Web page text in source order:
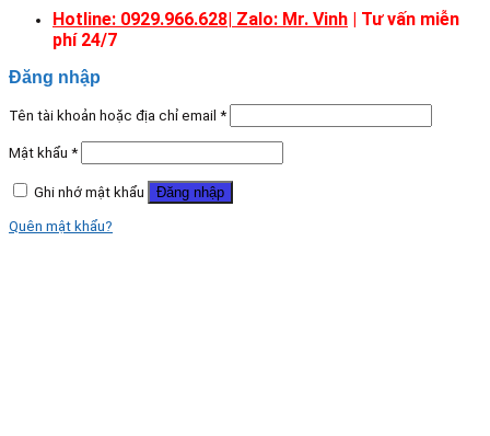
Hotline: 0929.966.628| Zalo: Mr. Vinh | Tư vấn miễn
phí 24/7
Đăng nhập
Tên tài khoản hoặc địa chỉ email *
Mật khẩu *
Ghi nhớ mật khẩu Đăng nhập
Quên mật khẩu?